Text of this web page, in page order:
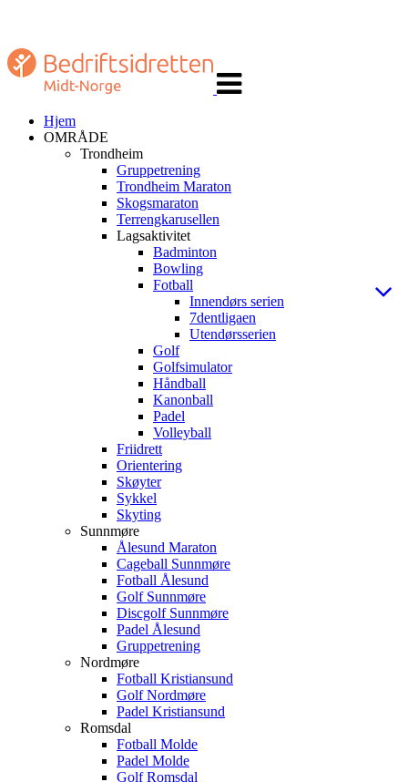
navigasjon
Hjem
OMRÅDE
Trondheim
Gruppetrening
Trondheim Maraton
Skogsmaraton
Terrengkarusellen
Lagsaktivitet
Badminton
Bowling
Fotball
Innendørs serien
7dentligaen
Utendørsserien
Golf
Golfsimulator
Håndball
Kanonball
Padel
Volleyball
Friidrett
Orientering
Skøyter
Sykkel
Skyting
Sunnmøre
Ålesund Maraton
Cageball Sunnmøre
Fotball Ålesund
Golf Sunnmøre
Discgolf Sunnmøre
Padel Ålesund
Gruppetrening
Nordmøre
Fotball Kristiansund
Golf Nordmøre
Padel Kristiansund
Romsdal
Fotball Molde
Padel Molde
Golf Romsdal